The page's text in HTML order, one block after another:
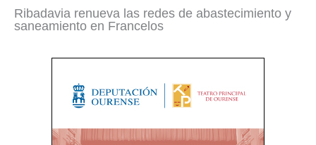
Ribadavia renueva las redes de abastecimiento y
saneamiento en Francelos